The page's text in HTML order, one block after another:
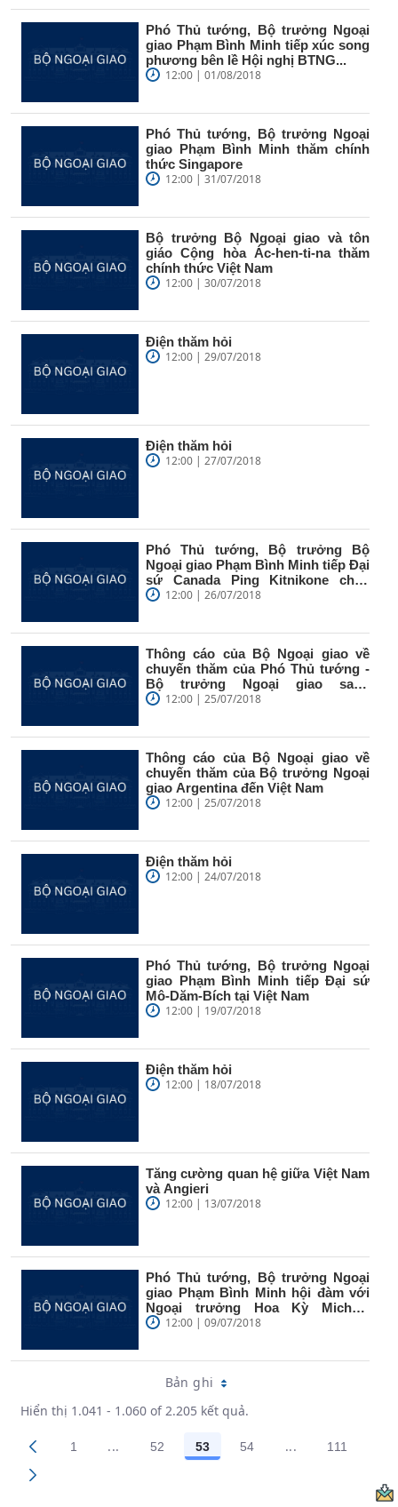
Phó Thủ tướng, Bộ trưởng Ngoại
giao Phạm Bình Minh tiếp xúc song
phương bên lề Hội nghị BTNG...
12:00 | 01/08/2018
Phó Thủ tướng, Bộ trưởng Ngoại
giao Phạm Bình Minh thăm chính
thức Singapore
12:00 | 31/07/2018
Bộ trưởng Bộ Ngoại giao và tôn
giáo Cộng hòa Ác-hen-ti-na thăm
chính thức Việt Nam
12:00 | 30/07/2018
Điện thăm hỏi
12:00 | 29/07/2018
Điện thăm hỏi
12:00 | 27/07/2018
Phó Thủ tướng, Bộ trưởng Bộ
Ngoại giao Phạm Bình Minh tiếp Đại
sứ Canada Ping Kitnikone chào
từ...12:00 | 26/07/2018
Thông cáo của Bộ Ngoại giao về
chuyến thăm của Phó Thủ tướng -
Bộ trưởng Ngoại giao sang
Singapore
12:00 | 25/07/2018
Thông cáo của Bộ Ngoại giao về
chuyến thăm của Bộ trưởng Ngoại
giao Argentina đến Việt Nam
12:00 | 25/07/2018
Điện thăm hỏi
12:00 | 24/07/2018
Phó Thủ tướng, Bộ trưởng Ngoại
giao Phạm Bình Minh tiếp Đại sứ
Mô-Dăm-Bích tại Việt Nam
12:00 | 19/07/2018
Điện thăm hỏi
12:00 | 18/07/2018
Tăng cường quan hệ giữa Việt Nam
và Angieri
12:00 | 13/07/2018
Phó Thủ tướng, Bộ trưởng Ngoại
giao Phạm Bình Minh hội đàm với
Ngoại trưởng Hoa Kỳ Michael
Pompeo
12:00 | 09/07/2018
Bản ghi
Hiển thị 1.041 - 1.060 of 2.205 kết quả.
Các trang trên cổng
1 ...Trang trung gian Use TAB to navigate.
Các trang trên cổng
52 Các trang trên cổng
53 Các trang trên cổng
54 ...Trang trung
Các
111